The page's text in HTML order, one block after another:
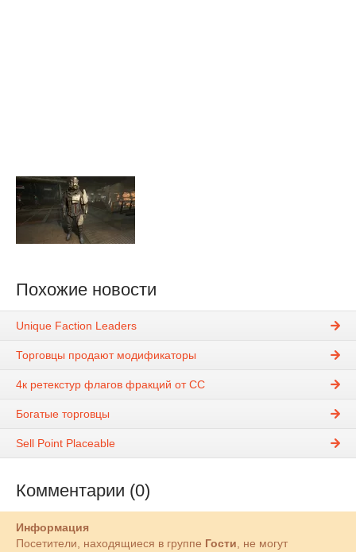
Похожие новости
Unique Faction Leaders
Торговцы продают модификаторы
4к ретекстур флагов фракций от CC
Богатые торговцы
Sell Point Placeable
Комментарии (0)
Информация
Посетители, находящиеся в группе Гости, не могут